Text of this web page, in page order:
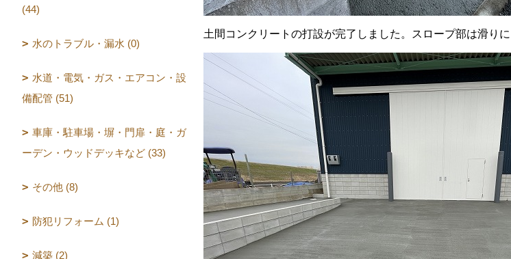
土間コンクリートの打設が完了しました。スロープ部は滑り
(44)
水のトラブル・漏水 (0)
水道・電気・ガス・エアコン・設
備配管 (51)
車庫・駐車場・塀・門扉・庭・ガ
ーデン・ウッドデッキなど (33)
その他 (8)
防犯リフォーム (1)
減築 (2)